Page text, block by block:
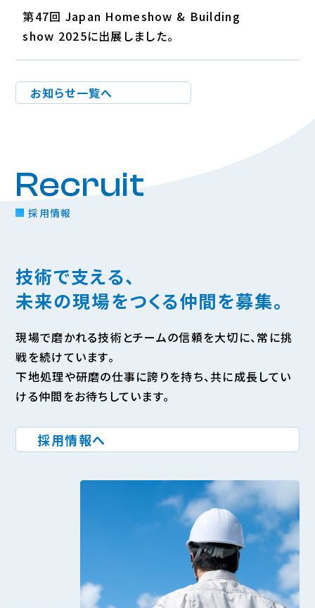
第47回 Japan Homeshow & Building
show 2025に出展しました。
お知らせ一覧へ
Recruit
採用情報
技術で支える、
未来の現場をつくる仲間を募集。
現場で磨かれる技術とチームの信頼を大切に、常に挑
戦を続けています。
下地処理や研磨の仕事に誇りを持ち、共に成長してい
ける仲間をお待ちしています。
採用情報へ